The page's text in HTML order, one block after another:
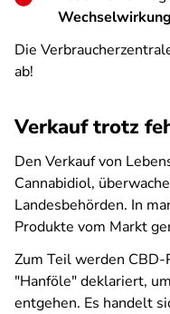
Die
ab!
Verkauf trotz
Den Verkauf von
Cannabidiol,
Landesbehörden. In
Produkte vom Markt
Zum Teil werden
"Hanföle" deklariert,
entgehen. Es handelt